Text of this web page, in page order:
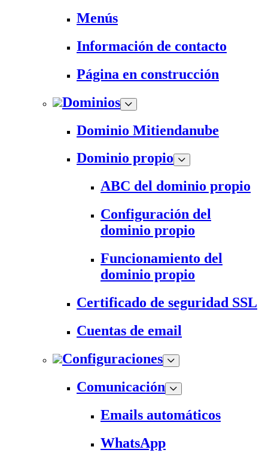
Menús
Información de contacto
Página en construcción
Dominios
Dominio Mitiendanube
Dominio propio
ABC del dominio propio
Configuración del
dominio propio
Funcionamiento del
dominio propio
Certificado de seguridad SSL
Cuentas de email
Configuraciones
Comunicación
Emails automáticos
WhatsApp